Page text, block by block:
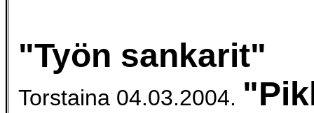
"Työn sankarit"
Torstaina 04.03.2004.